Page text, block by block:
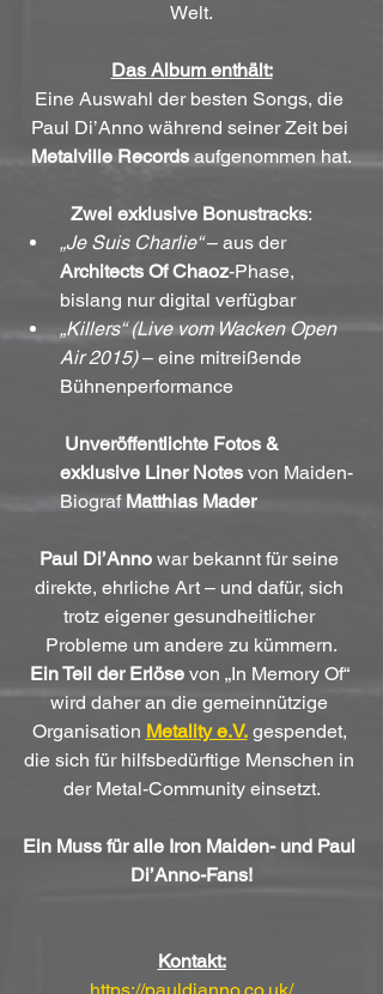
Welt.
Das Album enthält:
Eine Auswahl der besten Songs, die
Paul Di’Anno während seiner Zeit bei
Metalville Records aufgenommen hat.
Zwei exklusive Bonustracks:
„Je Suis Charlie“ – aus der
Architects Of Chaoz-Phase,
bislang nur digital verfügbar
„Killers“ (Live vom Wacken Open
Air 2015) – eine mitreißende
Bühnenperformance
Unveröffentlichte Fotos &
exklusive Liner Notes von Maiden-
Biograf Matthias Mader
Paul Di’Anno war bekannt für seine
direkte, ehrliche Art – und dafür, sich
trotz eigener gesundheitlicher
Probleme um andere zu kümmern.
Ein Teil der Erlöse von „In Memory Of“
wird daher an die gemeinnützige
Organisation Metality e.V. gespendet,
die sich für hilfsbedürftige Menschen in
der Metal-Community einsetzt.
Ein Muss für alle Iron Maiden- und Paul
Di’Anno-Fans!
Kontakt: